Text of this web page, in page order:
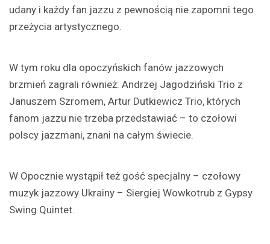
udany i każdy fan jazzu z pewnością nie zapomni tego
przeżycia artystycznego.
W tym roku dla opoczyńskich fanów jazzowych
brzmień zagrali również: Andrzej Jagodziński Trio z
Januszem Szromem, Artur Dutkiewicz Trio, których
fanom jazzu nie trzeba przedstawiać – to czołowi
polscy jazzmani, znani na całym świecie.
W Opocznie wystąpił też gość specjalny – czołowy
muzyk jazzowy Ukrainy – Siergiej Wowkotrub z Gypsy
Swing Quintet.